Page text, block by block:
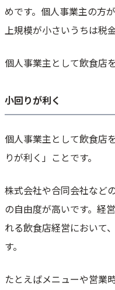
お酒の美術館
Café Hanamori
空とぶ唐揚げ
丸果じゅ屋
飲食店は個人事業主から始める
めです。個人事業主の方
上規模が小さいうちは税
個人事業主として飲食店
小回りが利く
個人事業主として飲食店
りが利く」ことです。
株式会社や合同会社など
の自由度が高いです。経
れる飲食店経営において
す。
たとえばメニューや営業